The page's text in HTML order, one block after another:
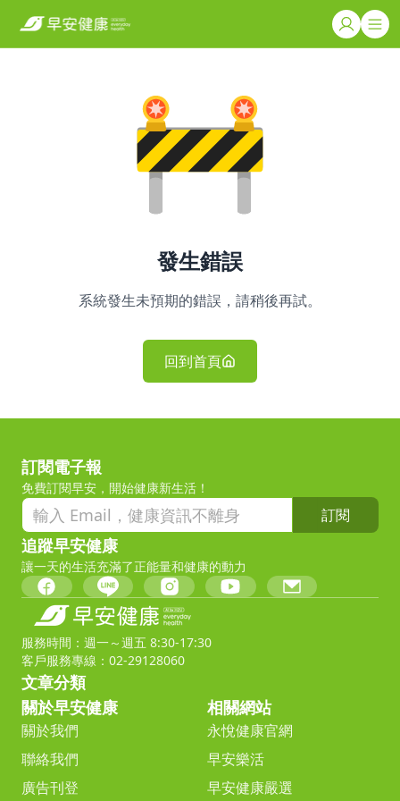
發生錯誤
系統發生未預期的錯誤，請稍後再試。
回到首頁
訂閱電子報
免費訂閱早安，開始健康新生活！
訂閱
追蹤早安健康
讓一天的生活充滿了正能量和健康的動力
服務時間：週一～週五 8:30-17:30
客戶服務專線：02-29128060
文章分類
關於早安健康
關於我們
聯絡我們
廣告刊登
相關網站
永悅健康官網
早安樂活
早安健康嚴選